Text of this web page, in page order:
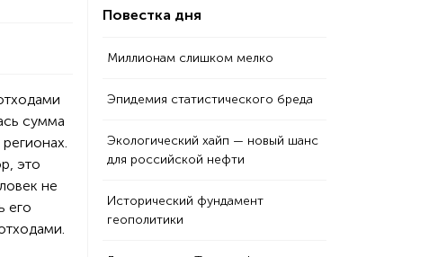
сумма
это
не
его
Повестка дня
Миллионам слишком мелко
Эпидемия статистического бреда
Экологический хайп — новый шанс
для российской нефти
Исторический фундамент
геополитики